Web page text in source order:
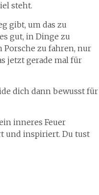
steht.
gibt, um das zu
gut, in Dinge zu
zu fahren, nur
jetzt gerade mal für
dich dann bewusst für
inneres Feuer
und inspiriert. Du tust